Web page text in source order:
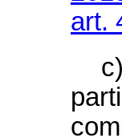
art.